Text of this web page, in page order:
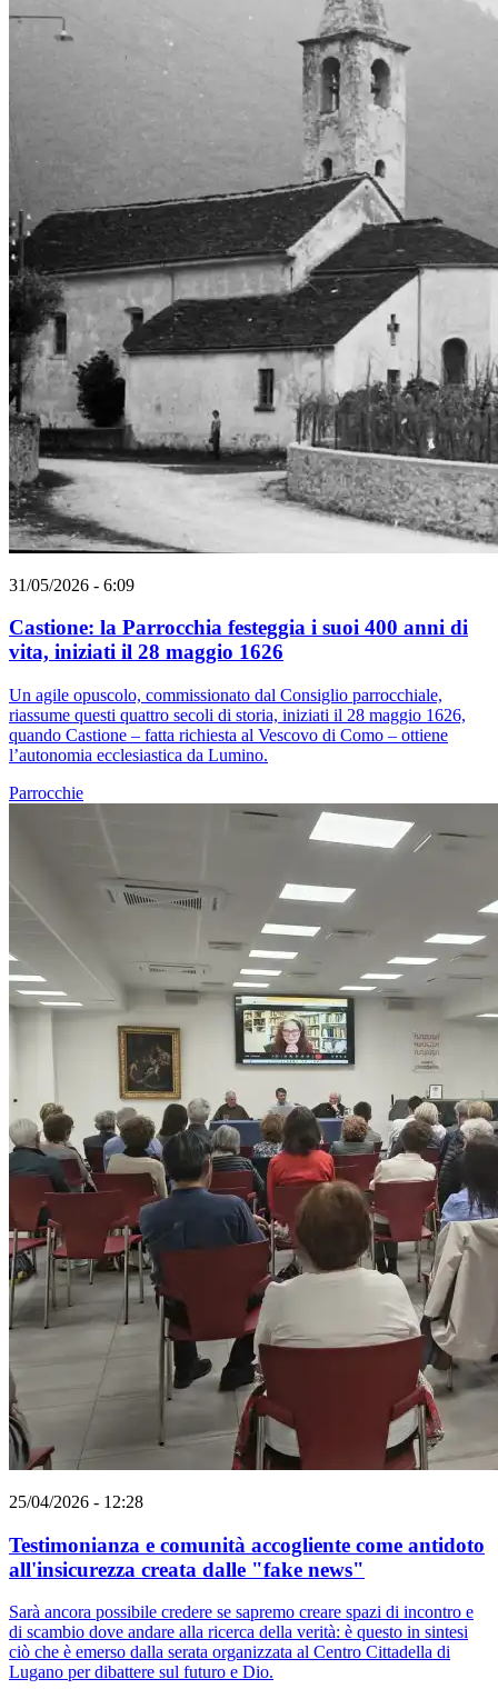
31/05/2026 - 6:09
Castione: la Parrocchia festeggia i suoi 400 anni di
vita, iniziati il 28 maggio 1626
Un agile opuscolo, commissionato dal Consiglio parrocchiale,
riassume questi quattro secoli di storia, iniziati il 28 maggio 1626,
quando Castione – fatta richiesta al Vescovo di Como – ottiene
l’autonomia ecclesiastica da Lumino.
Parrocchie
25/04/2026 - 12:28
Testimonianza e comunità accogliente come antidoto
all'insicurezza creata dalle "fake news"
Sarà ancora possibile credere se sapremo creare spazi di incontro e
di scambio dove andare alla ricerca della verità: è questo in sintesi
ciò che è emerso dalla serata organizzata al Centro Cittadella di
Lugano per dibattere sul futuro e Dio.